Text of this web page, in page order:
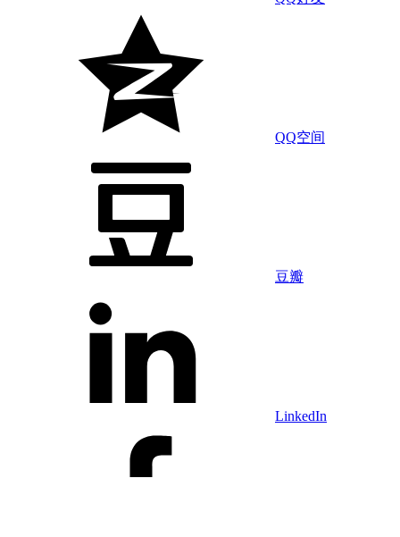
QQ空间
豆瓣
LinkedIn